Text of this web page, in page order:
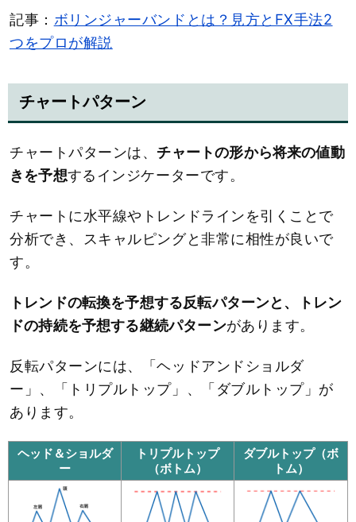
記事： ボリンジャーバンドとは？見方とFX手法2
つをプロが解説
チャートパターン
チャートパターンは、 チャートの形から将来の値動
きを予想するインジケーターです。
チャートに水平線やトレンドラインを引くことで
分析でき、スキャルピングと非常に相性が良いで
す。
トレンドの転換を予想する反転パターンと、トレン
ドの持続を予想する継続パターンがあります。
反転パターンには、「ヘッドアンドショルダ
ー」、「トリプルトップ」、「ダブルトップ」が
あります。
ヘッド＆ショルダ
ー
トリプルトップ
（ボトム）
ダブルトップ（ボ
トム）